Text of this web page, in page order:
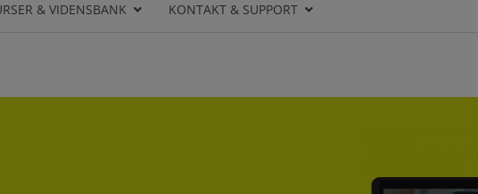
& VIDENSBANK KONTAKT & SUPPORT